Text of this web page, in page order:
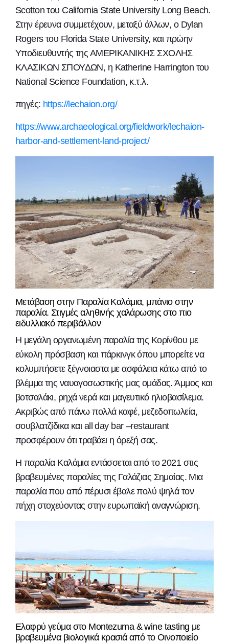
Scotton του California State University Long Beach.
Στην έρευνα συμμετέχουν, μεταξύ άλλων, ο Dylan
Rogers του Florida State University, και πρώην
Υποδιευθυντής της ΑΜΕΡΙΚΑΝΙΚΗΣ ΣΧΟΛΗΣ
ΚΛΑΣΙΚΩΝ ΣΠΟΥΔΩΝ, η Katherine Harrington του
National Science Foundation, κ.τ.λ.
πηγές: https://lechaion.org/
https://www.archaeological.org/fieldwork/lechaion-
harbor-and-settlement-land-project/
Μετάβαση στην Παραλία Καλάμια, μπάνιο στην
παραλία. Στιγμές αληθινής χαλάρωσης στο πιο
ειδυλλιακό περιβάλλον
Η μεγάλη οργανωμένη παραλία της Κορίνθου με
εύκολη πρόσβαση και πάρκινγκ όπου μπορείτε να
κολυμπήσετε ξέγνοιαστα με ασφάλεια κάτω από το
βλέμμα της ναυαγοσωστικής μας ομάδας. Άμμος και
βοτσαλάκι, ρηχά νερά και μαγευτικό ηλιοβασίλεμα.
Ακριβώς από πάνω πολλά καφέ, μεζεδοπωλεία,
σουβλατζίδικα και all day bar –restaurant
προσφέρουν ότι τραβάει η όρεξή σας.
Η παραλία Καλάμια εντάσσεται από το 2021 στις
βραβευμένες παραλίες της Γαλάζιας Σημαίας. Μια
παραλία που από πέρυσι έβαλε πολύ ψηλά τον
πήχη στοχεύοντας στην ευρωπαϊκή αναγνώριση.
Ελαφρύ γεύμα στο Montezuma & wine tasting με
βραβευμένα βιολογικά κρασιά από το Οινοποιείο